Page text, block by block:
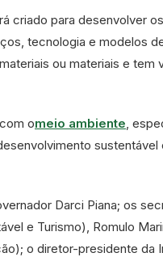
criado para desenvolver
tecnologia e modelos
ou materiais e tem
omeio ambiente,
sustentável
Darci Piana; os
e Turismo), Romulo
o diretor-presidente da